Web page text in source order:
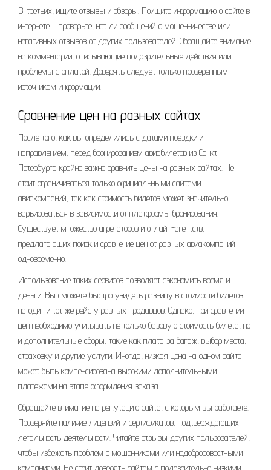
В-третьих, ищите отзывы и обзоры. Поищите информацию о сайте в
интернете – проверьте, нет ли сообщений о мошенничестве или
негативных отзывов от других пользователей. Обращайте внимание
на комментарии, описывающие подозрительные действия или
проблемы с оплатой. Доверять следует только проверенным
источникам информации.
Сравнение цен на разных сайтах
После того, как вы определились с датами поездки и
направлением, перед бронированием авиабилетов из Санкт-
Петербурга крайне важно сравнить цены на разных сайтах. Не
стоит ограничиваться только официальными сайтами
авиакомпаний, так как стоимость билетов может значительно
варьироваться в зависимости от платформы бронирования.
Существует множество агрегаторов и онлайн-агентств,
предлагающих поиск и сравнение цен от разных авиакомпаний
одновременно.
Использование таких сервисов позволяет сэкономить время и
деньги. Вы сможете быстро увидеть разницу в стоимости билетов
на один и тот же рейс у разных продавцов. Однако, при сравнении
цен необходимо учитывать не только базовую стоимость билета, но
и дополнительные сборы, такие как плата за багаж, выбор места,
страховку и другие услуги. Иногда, низкая цена на одном сайте
может быть компенсирована высокими дополнительными
платежами на этапе оформления заказа.
Обращайте внимание на репутацию сайта, с которым вы работаете.
Проверяйте наличие лицензий и сертификатов, подтверждающих
легальность деятельности. Читайте отзывы других пользователей,
чтобы избежать проблем с мошенниками или недобросовестными